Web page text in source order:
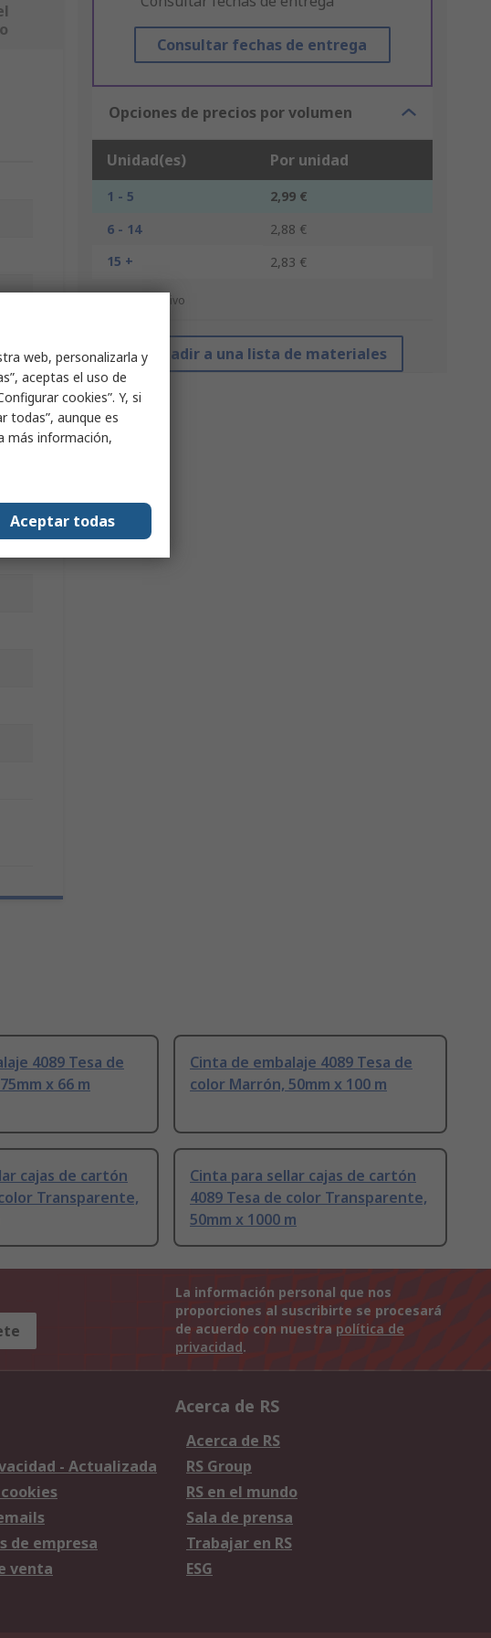
Consultar fechas de entrega
Opciones de precios por volumen
Unidad(es) Por unidad
1 - 5
2,99 €
6 - 14
2,88 €
15 +
2,83 €
*precio indicativo
Añadir a una lista de materiales
4089 Tesa de
x 66 m
Cinta de embalaje 4089 Tesa de
color Marrón, 50mm x 100 m
cajas de cartón
Transparente,
Cinta para sellar cajas de cartón
4089 Tesa de color Transparente,
50mm x 1000 m
La información personal que nos
proporciones al suscribirte se procesará
de acuerdo con nuestra política de
privacidad.
- Actualizada
de empresa
venta
Acerca de RS
Acerca de RS
RS Group
RS en el mundo
Sala de prensa
Trabajar en RS
ESG
web, personalizarla y
aceptas el uso de
cookies”. Y, si
todas”, aunque es
más información,
Aceptar todas